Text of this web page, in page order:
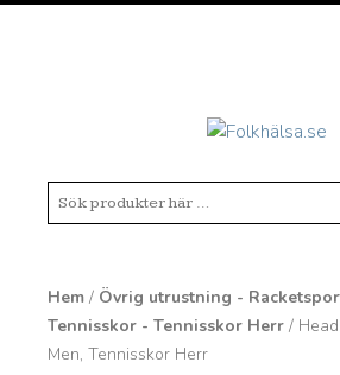
Hem / Övrig utrustning -
Tennisskor - Tennisskor Herr /
Men, Tennisskor Herr